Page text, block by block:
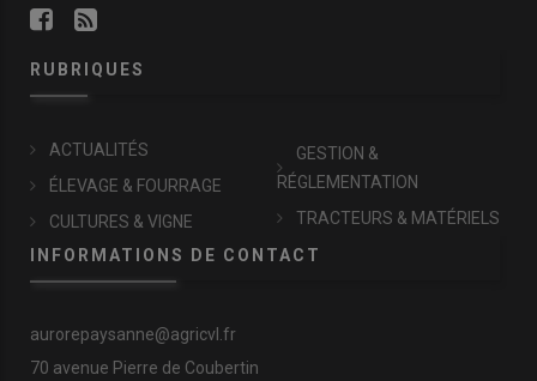
RUBRIQUES
ACTUALITÉS
ÉLEVAGE & FOURRAGE
CULTURES & VIGNE
GESTION &
RÉGLEMENTATION
TRACTEURS & MATÉRIELS
INFORMATIONS DE CONTACT
aurorepaysanne@agricvl.fr
70 avenue Pierre de Coubertin